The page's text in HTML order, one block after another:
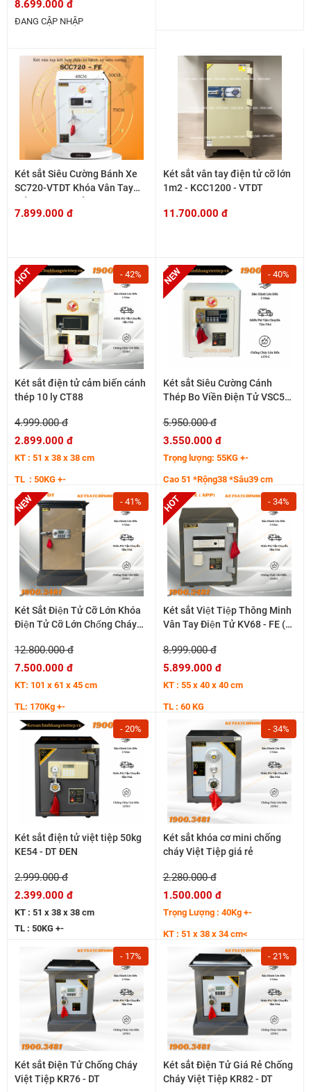
8.699.000 đ
ĐANG CẬP NHẬP
Két sắt Siêu Cường Bánh Xe
SC720-VTDT Khóa Vân Tay
7.899.000 đ
Két sắt vân tay điện tử cỡ lớn
1m2 - KCC1200 - VTDT
11.700.000 đ
- 42%
Két sắt điện tử cảm biến cánh
thép 10 ly CT88
4.999.000 đ
2.899.000 đ
KT : 51 x 38 x 38 cm
TL : 50KG +-
- 40%
Két sắt Siêu Cường Cánh
Thép Bo Viền Điện Tử VSC51
5.950.000 đ
3.550.000 đ
Trọng lượng: 55KG +-
Cao 51 *Rộng38 *Sâu39 cm
Hệ cánh thép tăng cường 7 ly
Thân bo viền cong sắc nét
- 41%
Két Sắt Điện Tử Cỡ Lớn Khóa
Điện Tử Cỡ Lớn Chống Cháy
12.800.000 đ
7.500.000 đ
KT: 101 x 61 x 45 cm
TL: 170Kg +-
- 34%
Két sắt Việt Tiệp Thông Minh
Vân Tay Điện Tử KV68 - FE (
Thoại
8.999.000 đ
5.899.000 đ
KT : 55 x 40 x 40 cm
TL : 60 KG
- 20%
Két sắt điện tử việt tiệp 50kg
KE54 - DT ĐEN
2.999.000 đ
2.399.000 đ
KT : 51 x 38 x 38 cm
TL : 50KG +-
- 34%
Két sắt khóa cơ mini chống
cháy Việt Tiệp giá rẻ
2.280.000 đ
1.500.000 đ
Trọng Lượng : 40Kg +-
KT : 51 x 38 x 34 cm<
- 17%
Két sắt Điện Tử Chống Cháy
Việt Tiệp KR76 - DT
- 21%
Két sắt Điện Tử Giá Rẻ Chống
Cháy Việt Tiệp KR82 - DT